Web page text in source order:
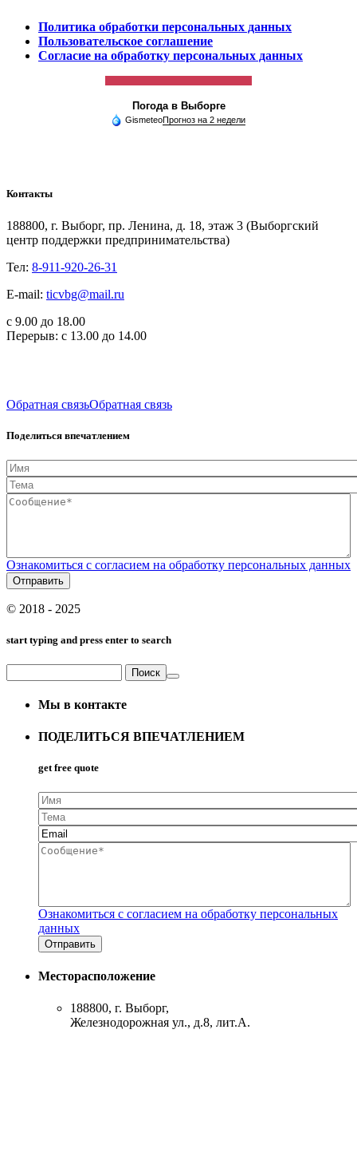
Политика обработки персональных данных
Пользовательское соглашение
Согласие на обработку персональных данных
Погода в Выборге
GismeteoПрогноз на 2 недели
Контакты
188800, г. Выборг, пр. Ленина, д. 18, этаж 3 (Выборгский
центр поддержки предпринимательства)
Тел: 8-911-920-26-31
E-mail: ticvbg@mail.ru
с 9.00 до 18.00
Перерыв: с 13.00 до 14.00
Обратная связьОбратная связь
Поделиться впечатлением
Имя
Тема
Сообщение*
Ознакомиться с согласием на обработку персональных данных
© 2018 - 2025
start typing and press enter to search
Мы в контакте
ПОДЕЛИТЬСЯ ВПЕЧАТЛЕНИЕМ
get free quote
Имя
Тема
Email
Сообщение
Ознакомиться с согласием на обработку персональных
данных
Месторасположение
188800, г. Выборг,
Железнодорожная ул., д.8, лит.А.